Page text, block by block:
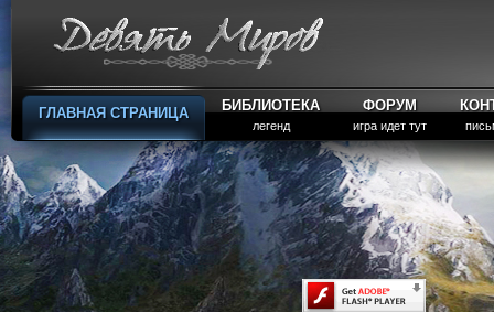
ГЛАВНАЯ СТРАНИЦА БИБЛИОТЕКА
легенд
ФОРУМ
игра идет тут